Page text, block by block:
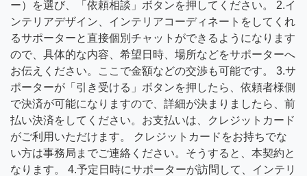
ー）を選び、「依頼相談」ボタンを押してください。 2.イ
ンテリアデザイン、インテリアコーディネートをしてくれ
るサポーターと直接個別チャットができるようになります
ので、具体的な内容、希望日時、場所などをサポーターへ
お伝えください。ここで金額などの交渉も可能です。 3.サ
ポーターが「引き受ける」ボタンを押したら、依頼者様側
で決済が可能になりますので、詳細が決まりましたら、前
払い決済をしてください。お支払いは、クレジットカード
がご利用いただけます。 クレジットカードをお持ちでな
い方は事務局までご連絡ください。そうすると、本契約と
なります。 4.予定日時にサポーターが訪問して、インテリ